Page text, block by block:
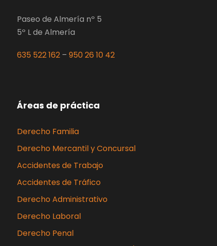
Paseo de Almería nº 5
5º L de Almería
635 522 162 – 950 26 10 42
Áreas de práctica
Derecho Familia
Derecho Mercantil y Concursal
Accidentes de Trabajo
Accidentes de Tráfico
Derecho Administrativo
Derecho Laboral
Derecho Penal